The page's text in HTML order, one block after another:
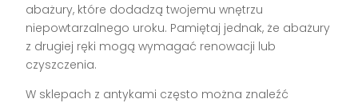
abażury, które dodadzą twojemu wnętrzu
niepowtarzalnego uroku. Pamiętaj jednak, że abażury
z drugiej ręki mogą wymagać renowacji lub
czyszczenia.
W sklepach z antykami często można znaleźć